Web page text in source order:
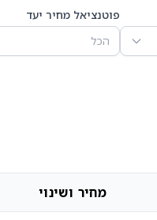
פוטנציאל מחיר יעד
הכל
מחיר ושינוי